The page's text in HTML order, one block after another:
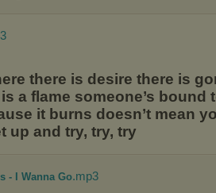
there is desire there is
a flame someone’s bound
it burns doesn’t mean
up and try, try, try
- I Wanna Go.mp3